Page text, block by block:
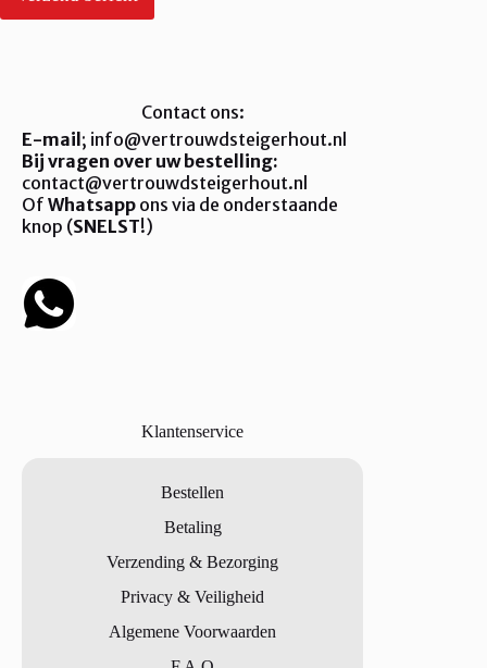
Contact ons:
E-mail; info@vertrouwdsteigerhout.nl
Bij vragen over uw bestelling:
contact@vertrouwdsteigerhout.nl
Of Whatsapp ons via de onderstaande
knop (SNELST!)
Klantenservice
Bestellen
Betaling
Verzending & Bezorging
Privacy & Veiligheid
Algemene Voorwaarden